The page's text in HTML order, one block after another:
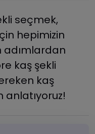
seçmek,
hepimizin
kaş şekli
kaş
anlatıyoruz!